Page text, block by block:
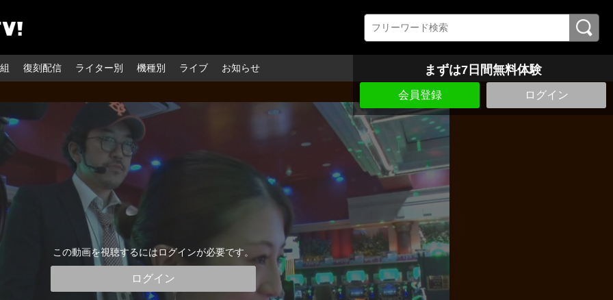
復刻配信 ライター別 機種別 ライブ お知らせ まずは7日間無料体験
会員登録 ログイン
この動画を視聴するにはログインが必要です。
ログイン